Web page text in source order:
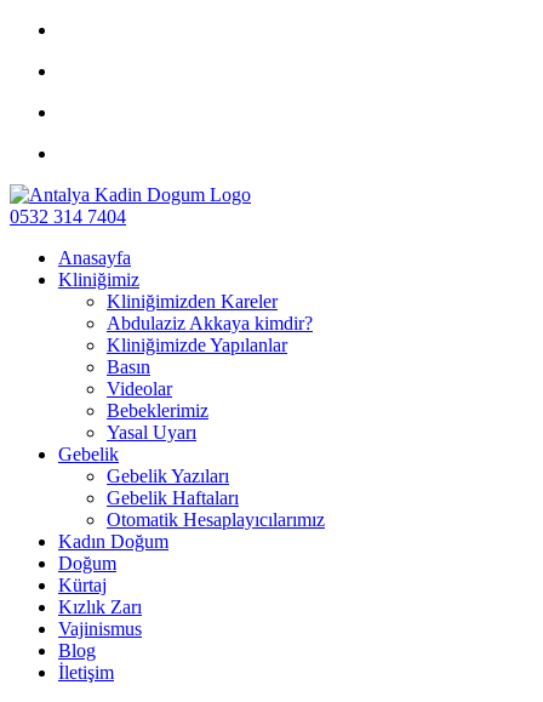
0532 314 7404
Anasayfa
Kliniğimiz
Kliniğimizden Kareler
Abdulaziz Akkaya kimdir?
Kliniğimizde Yapılanlar
Basın
Videolar
Bebeklerimiz
Yasal Uyarı
Gebelik
Gebelik Yazıları
Gebelik Haftaları
Otomatik Hesaplayıcılarımız
Kadın Doğum
Doğum
Kürtaj
Kızlık Zarı
Vajinismus
Blog
İletişim